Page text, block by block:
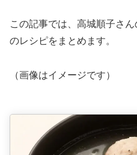
この記事では、高城順子さ
のレシピをまとめます。
（画像はイメージです）